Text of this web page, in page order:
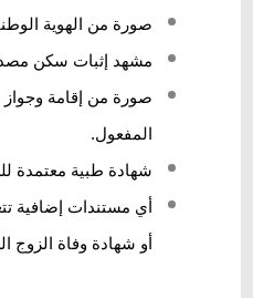
صورة من الهوية
مشهد إثبات سكن
صورة من إقامة
المفعول.
شهادة طبية معتمدة
أي مستندات إضافية
أو شهادة وفاة